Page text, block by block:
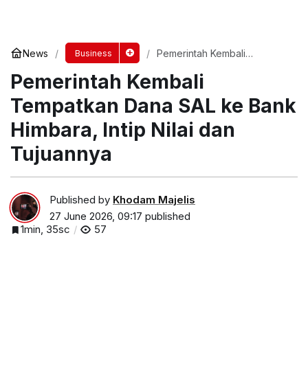
News Business
Pemerintah Kembali
Bank Himbara, Intip Nilai dan
Tujuannya
Pemerintah Kembali
Tempatkan Dana SAL ke Bank
Himbara, Intip Nilai dan
Tujuannya
Published by Khodam Majelis
27 June 2026, 09:17 published
1min, 35sc
57